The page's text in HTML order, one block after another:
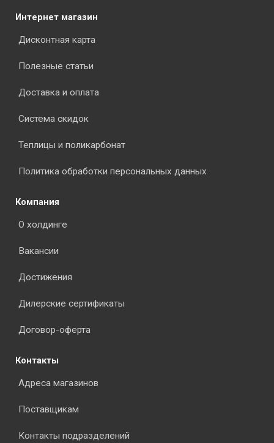
Интернет магазин
Дисконтная карта
Полезные статьи
Доставка и оплата
Система скидок
Теплицы и поликарбонат
Политика обработки персональных данных
Компания
О холдинге
Вакансии
Достижения
Дилерские сертификаты
Договор-оферта
Контакты
Адреса магазинов
Поставщикам
Контакты подразделений